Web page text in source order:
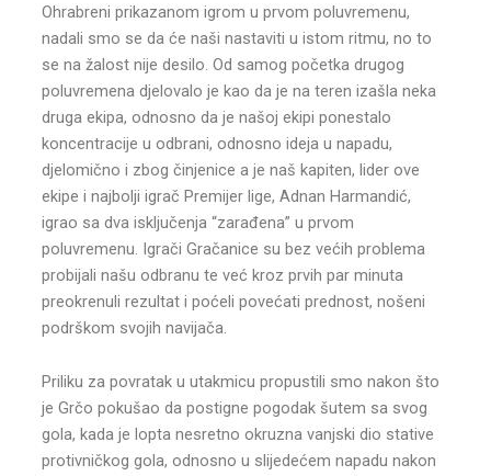
Ohrabreni prikazanom igrom u prvom poluvremenu,
nadali smo se da će naši nastaviti u istom ritmu, no to
se na žalost nije desilo. Od samog početka drugog
poluvremena djelovalo je kao da je na teren izašla neka
druga ekipa, odnosno da je našoj ekipi ponestalo
koncentracije u odbrani, odnosno ideja u napadu,
djelomično i zbog činjenice a je naš kapiten, lider ove
ekipe i najbolji igrač Premijer lige, Adnan Harmandić,
igrao sa dva isključenja “zarađena” u prvom
poluvremenu. Igrači Gračanice su bez većih problema
probijali našu odbranu te već kroz prvih par minuta
preokrenuli rezultat i poćeli povećati prednost, nošeni
podrškom svojih navijača.
Priliku za povratak u utakmicu propustili smo nakon što
je Grčo pokušao da postigne pogodak šutem sa svog
gola, kada je lopta nesretno okruzna vanjski dio stative
protivničkog gola, odnosno u slijedećem napadu nakon